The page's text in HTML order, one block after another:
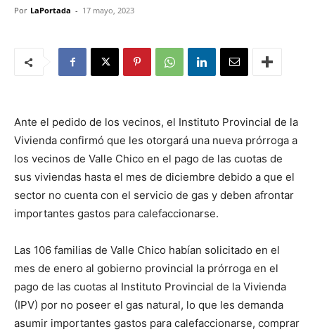
Por LaPortada - 17 mayo, 2023
Ante el pedido de los vecinos, el Instituto Provincial de la
Vivienda confirmó que les otorgará una nueva prórroga a
los vecinos de Valle Chico en el pago de las cuotas de
sus viviendas hasta el mes de diciembre debido a que el
sector no cuenta con el servicio de gas y deben afrontar
importantes gastos para calefaccionarse.
Las 106 familias de Valle Chico habían solicitado en el
mes de enero al gobierno provincial la prórroga en el
pago de las cuotas al Instituto Provincial de la Vivienda
(IPV) por no poseer el gas natural, lo que les demanda
asumir importantes gastos para calefaccionarse, comprar